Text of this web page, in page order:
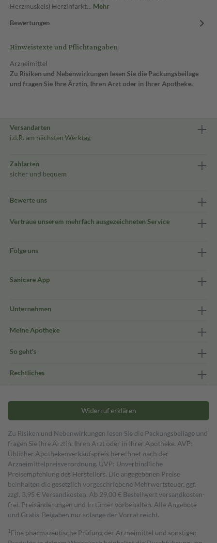
Herzmuskels) Herzinfarkt… Mehr
Bewertungen
Hinweistexte und Pflichtangaben
Arzneimittel
Zu Risiken und Nebenwirkungen lesen Sie die Packungsbeilage
und fragen Sie Ihre Ärztin, Ihren Arzt oder in Ihrer Apotheke.
Versandarten
i.d.R. am nächsten Werktag
Zahlarten
sicher und bequem
Bewerte uns
Vertraue unserem mehrfach ausgezeichneten Service
Folge uns
Sanicare App
Unternehmen
Meine Apotheke
So geht's
Rechtliches
Widerruf erklären
Zu Risiken und Nebenwirkungen lesen Sie die Packungsbeilage und
fragen Sie Ihre Ärztin, Ihren Arzt oder in Ihrer Apotheke. AVP:
Üblicher Apothekenverkaufspreis berechnet nach der
Arzneimittelpreisverordnung. UVP: Unverbindliche
Preisempfehlung des Herstellers. Die angegebenen Preise
beinhalten die gesetzlich vorgeschriebene Mehrwertsteuer, ggf.
zzgl. 3,95 € Versandkosten. Ab 29,00 € Bestell­wert versand­kosten­
frei. Preisänderungen und Irrtümer vorbehalten. Alle Angebote
und Gratis-Beigaben nur solange der Vorrat reicht.
1 Eine pharmazeutische Prüfung der Arzneimittel und sonstigen